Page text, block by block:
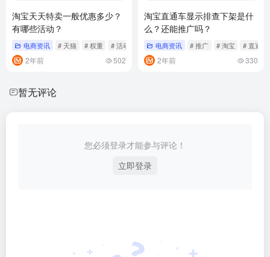
淘宝天天特卖一般优惠多少？
有哪些活动？
电商资讯 # 天猫 # 权重 # 活动
2年前 502
淘宝直通车显示排查下架是什
么？还能推广吗？
电商资讯 # 推广 # 淘宝 # 直通车
2年前 330
暂无评论
您必须登录才能参与评论！
立即登录